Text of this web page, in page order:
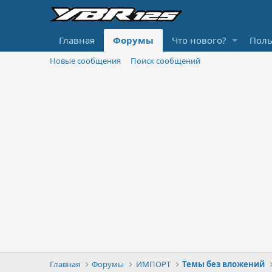
Главная Форумы Что нового?
Новые сообщения Поиск сообщений
Главная Форумы ИМПОРТ Темы без вложений